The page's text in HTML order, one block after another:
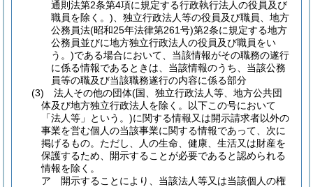
通則法第2条第4項に規定する行政執行法人の役員及び
職員を除く。) 、独立行政法人等の役員及び職員、地方
公務員法(昭和25年法律第261号)第2条に規定する地方
公務員並びに地方独立行政法人の役員及び職員をい
う。)である場合において、当該情報がその職務の遂行
に係る情報であるときは、当該情報のうち、当該公務
員等の職及び当該職務遂行の内容に係る部分
(3)
法人その他の団体(国、独立行政法人等、地方公共団
体及び地方独立行政法人を除く。以下この号において
「法人等」という。)に関する情報又は開示請求者以外の
事業を営む個人の当該事業に関する情報であって、次に
掲げるもの。 ただし、人の生命、健康、生活又は財産を
保護するため、開示することが必要であると認められる
情報を除く。
ア
開示することにより、当該法人等又は当該個人の権